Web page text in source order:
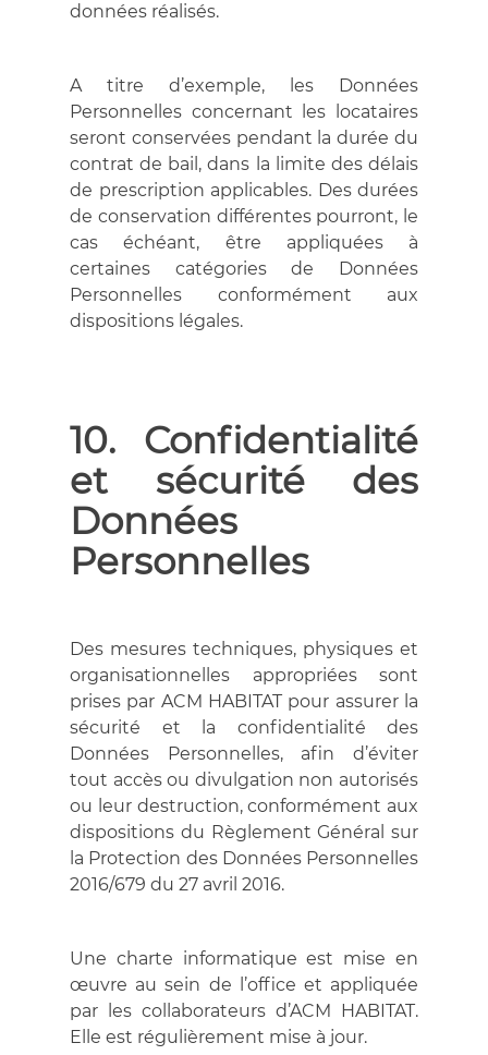
données réalisés.
A titre d’exemple, les Données
Personnelles concernant les locataires
seront conservées pendant la durée du
contrat de bail, dans la limite des délais
de prescription applicables. Des durées
de conservation différentes pourront, le
cas échéant, être appliquées à
certaines catégories de Données
Personnelles conformément aux
dispositions légales.
10. Confidentialité
et sécurité des
Données
Personnelles
Des mesures techniques, physiques et
organisationnelles appropriées sont
prises par ACM HABITAT pour assurer la
sécurité et la confidentialité des
Données Personnelles, afin d’éviter
tout accès ou divulgation non autorisés
ou leur destruction, conformément aux
dispositions du Règlement Général sur
la Protection des Données Personnelles
2016/679 du 27 avril 2016.
Une charte informatique est mise en
œuvre au sein de l’office et appliquée
par les collaborateurs d’ACM HABITAT.
Elle est régulièrement mise à jour.